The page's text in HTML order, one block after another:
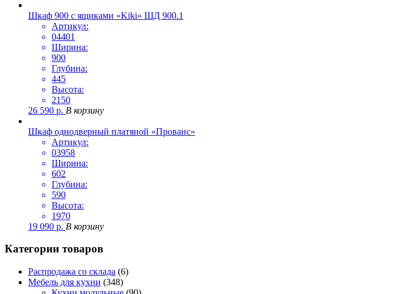
Шкаф 900 с ящиками «Kiki» ШД 900.1
Артикул:
04401
Ширина:
900
Глубина:
445
Высота:
2150
26 590 р. В корзину
Шкаф однодверный платяной «Прованс»
Артикул:
03958
Ширина:
602
Глубина:
590
Высота:
1970
19 090 р. В корзину
Категории товаров
Распродажа со склада (6)
Мебель для кухни (348)